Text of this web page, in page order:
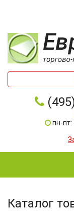
пн-пт:
Каталог